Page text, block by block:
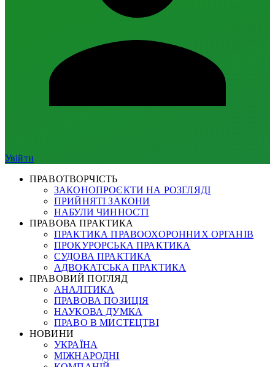
Увійти
ПРАВОТВОРЧІСТЬ
ЗАКОНОПРОЄКТИ НА РОЗГЛЯДІ
ПРИЙНЯТІ ЗАКОНИ
НАБУЛИ ЧИННОСТІ
ПРАВОВА ПРАКТИКА
ПРАКТИКА ПРАВООХОРОННИХ ОРГАНІВ
ПРОКУРОРСЬКА ПРАКТИКА
СУДОВА ПРАКТИКА
АДВОКАТСЬКА ПРАКТИКА
ПРАВОВИЙ ПОГЛЯД
АНАЛІТИКА
ПРАВОВА ПОЗИЦІЯ
НАУКОВА ДУМКА
ПРАВО В МИСТЕЦТВІ
НОВИНИ
УКРАЇНА
МІЖНАРОДНІ